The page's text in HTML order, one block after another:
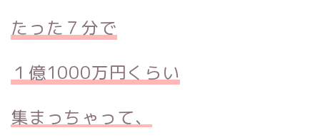
たった７分で
１億1000万円くらい
集まっちゃって、